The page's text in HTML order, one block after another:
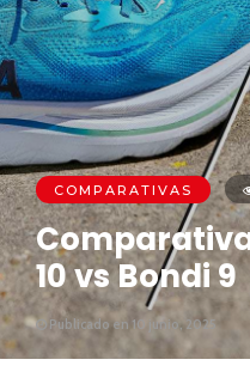
COMPARATIVAS
10 vs Bondi 9
Publicado en 10 junio, 2025